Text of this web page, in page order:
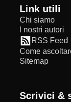
Link utili
Chi siamo
I nostri autori
RSS Feed
Come
Sitemap
Scrivici &